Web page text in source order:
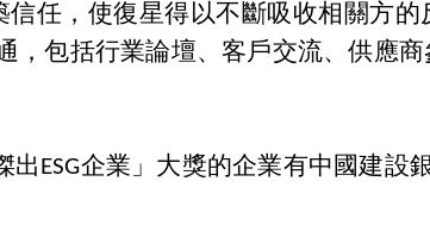
任，使復星得以不斷吸收相關方的
，包括行業論壇、客戶交流、供應商
出ESG企業」大獎的企業有中國建設